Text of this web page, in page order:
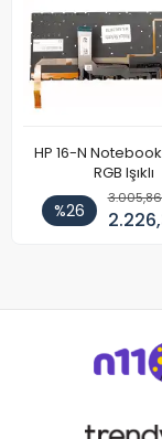
HP 16-N
RGB Işıklı
%26
3.005,86